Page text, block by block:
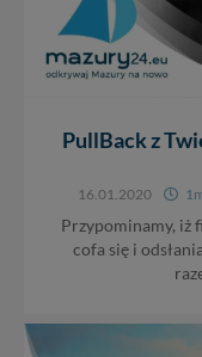
PullBack z
16.01.2020
Przypominamy, iż
cofa się i